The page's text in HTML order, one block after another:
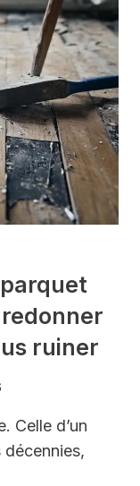
ruiner
Celle d’un